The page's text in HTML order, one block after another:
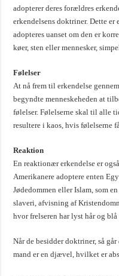
adopterer deres forældres
erkendelsens doktriner. Dette
adopteres uanset om den er
køer, sten eller mennesker,
Følelser
At nå frem til erkendelse
begyndte menneskeheden at
følelser. Følelserne skal til alle
resultere i kaos, hvis følelserne
Reaktion
En reaktionær erkendelse er
Amerikanere adoptere enten
Jødedommen eller Islam, som
slaveri, afvisning af
hvor frelseren har lyst hår og
Når de besidder doktriner, så
mand er en djævel, hvilket er